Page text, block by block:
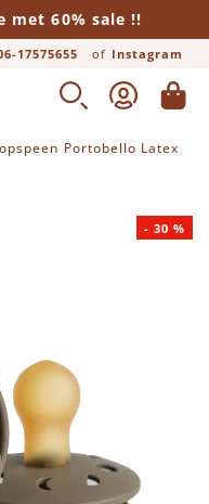
met 60% sale !!
17575655 of Instagram
ZOEK ACCOUNT
Portobello Latex
- 30 %